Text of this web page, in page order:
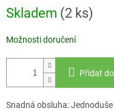
cena:
Skladem (2 ks)
Možnosti doručení
Přidat
Snadná obsluha: